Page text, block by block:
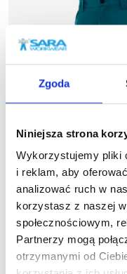
Zgoda
Niniejsza strona
Wykorzystujemy pliki
i reklam, aby
analizować ruch w
korzystasz z naszej
społecznościowym,
Partnerzy mogą
otrzymanymi od
1-22-
Spodnie krótkie
123,66